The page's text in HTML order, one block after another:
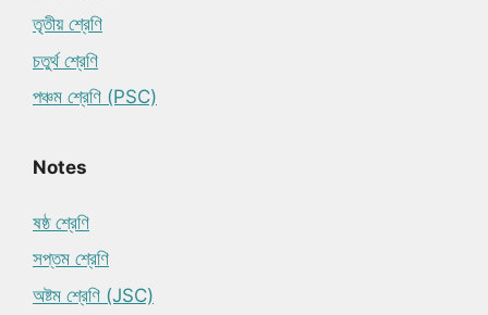
তৃতীয় শ্রেণি
চতুর্থ শ্রেণি
পঞ্চম শ্রেণি (PSC)
Notes
ষষ্ঠ শ্রেণি
সপ্তম শ্রেণি
অষ্টম শ্রেণি (JSC)